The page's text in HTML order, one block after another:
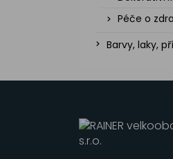
Péče o
Barvy, laky,